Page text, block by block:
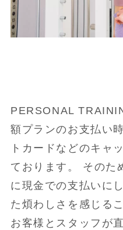
PERSONAL
額プランのお支払い
トカードなどのキャ
ております。 そのた
に現金での支払いに
た煩わしさを感じる
お客様とスタッフが